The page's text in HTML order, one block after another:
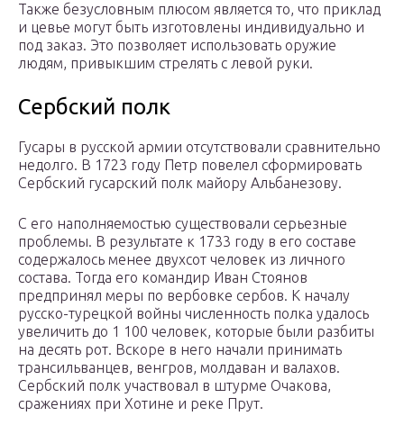
Также безусловным плюсом является то, что приклад
и цевье могут быть изготовлены индивидуально и
под заказ. Это позволяет использовать оружие
людям, привыкшим стрелять с левой руки.
Сербский полк
Гусары в русской армии отсутствовали сравнительно
недолго. В 1723 году Петр повелел сформировать
Сербский гусарский полк майору Альбанезову.
С его наполняемостью существовали серьезные
проблемы. В результате к 1733 году в его составе
содержалось менее двухсот человек из личного
состава. Тогда его командир Иван Стоянов
предпринял меры по вербовке сербов. К началу
русско-турецкой войны численность полка удалось
увеличить до 1 100 человек, которые были разбиты
на десять рот. Вскоре в него начали принимать
трансильванцев, венгров, молдаван и валахов.
Сербский полк участвовал в штурме Очакова,
сражениях при Хотине и реке Прут.